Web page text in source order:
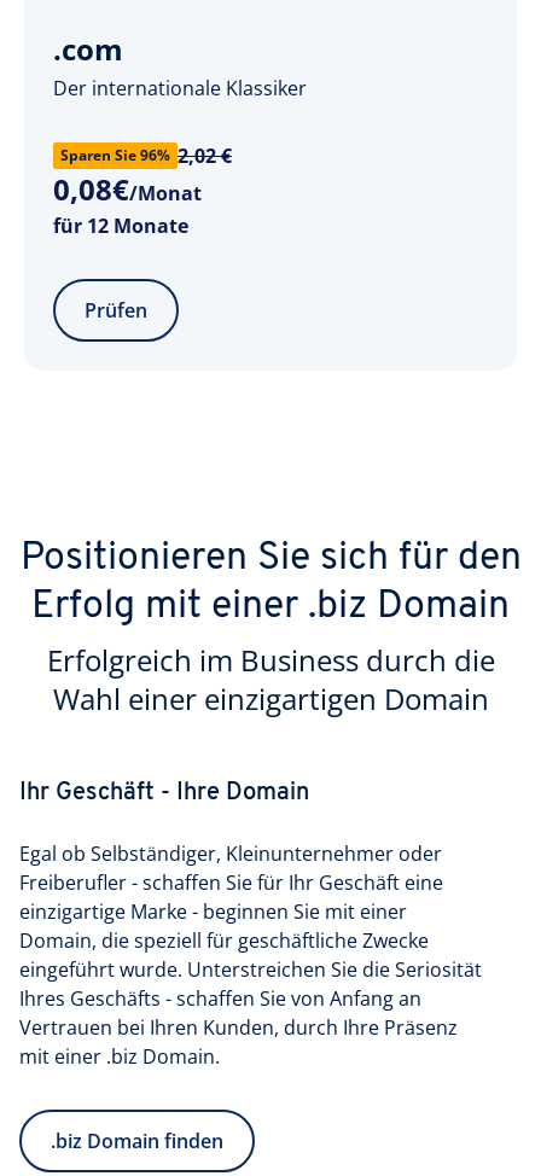
.com
Der internationale Klassiker
Sparen Sie 96% 2,02 €
0,08€/Monat
für 12 Monate
Prüfen
Positionieren Sie sich für den
Erfolg mit einer .biz Domain
Erfolgreich im Business durch die
Wahl einer einzigartigen Domain
Ihr Geschäft - Ihre Domain
Egal ob Selbständiger, Kleinunternehmer oder
Freiberufler - schaffen Sie für Ihr Geschäft eine
einzigartige Marke - beginnen Sie mit einer
Domain, die speziell für geschäftliche Zwecke
eingeführt wurde. Unterstreichen Sie die Seriosität
Ihres Geschäfts - schaffen Sie von Anfang an
Vertrauen bei Ihren Kunden, durch Ihre Präsenz
mit einer .biz Domain.
.biz Domain finden